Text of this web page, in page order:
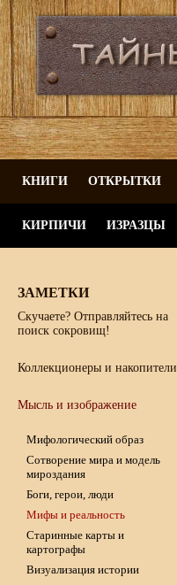
КНИГИ ОТКРЫТКИ
КИРПИЧИ ИЗРАЗЦЫ
ЗАМЕТКИ
Скучаете? Отправляйтесь на
поиск сокровищ!
Коллекционеры и накопители
Мысль и изображение
Мифологический образ
Сотворение мира и модель
мироздания
Боги, герои, люди
Мифы и реальность
Старинные карты и
картографы
Визуализация истории